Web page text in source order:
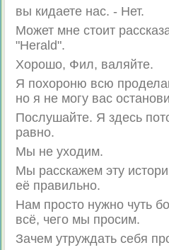
вы кидаете нас. - Нет.
Может мне стоит
"Herald".
Хорошо, Фил, валяйте.
Я похороню всю
но я не могу вас
Послушайте. Я здесь
равно.
Мы не уходим.
Мы расскажем эту
её правильно.
Нам просто нужно чуть
всё, чего мы просим.
Зачем утруждать себя